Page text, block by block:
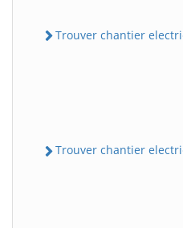
Trouver chantier
Trouver chantier